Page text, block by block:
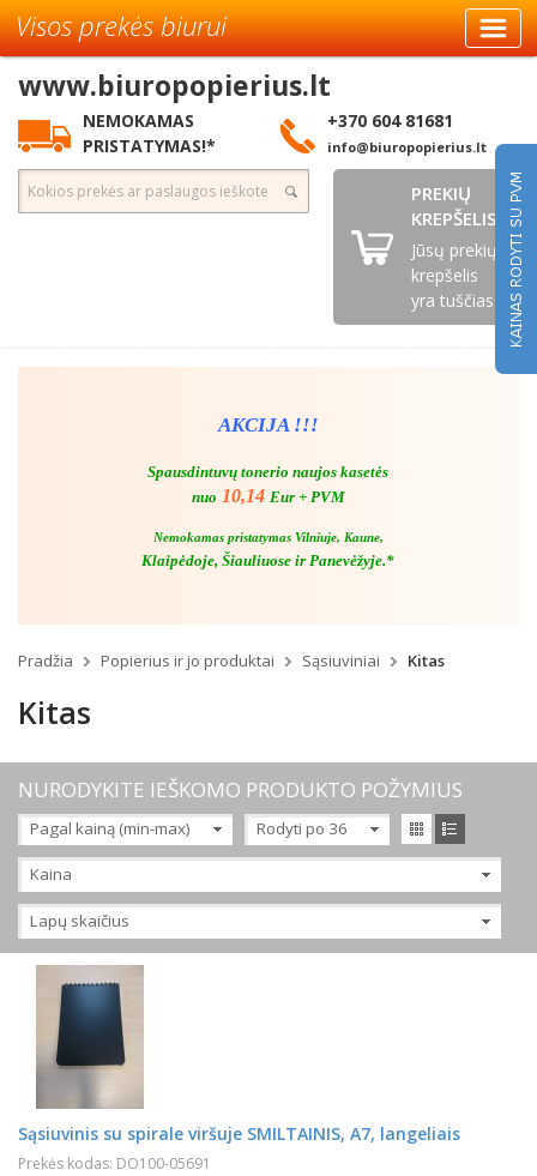
Visos prekės biurui
www.biuropopierius.lt
NEMOKAMAS
PRISTATYMAS!*
+370 604 81681
info@biuropopierius.lt
PREKIŲ
KREPŠELIS
Jūsų prekių
krepšelis
yra tuščias
AKCIJA !!!
Spausdintuvų tonerio naujos kasetės
nuo 10,14 Eur + PVM
Nemokamas pristatymas Vilniuje, Kaune,
Klaipėdoje, Šiauliuose ir Panevėžyje.*
Pradžia Popierius ir jo produktai Sąsiuviniai Kitas
Kitas
NURODYKITE IEŠKOMO PRODUKTO POŽYMIUS
Pagal kainą (min-max) Rodyti po 36
Kaina
Lapų skaičius
60 lapų
90 lapų
Sąsiuvinis su spirale viršuje SMILTAINIS, A7, langeliais
Prekės kodas: DO100-05691